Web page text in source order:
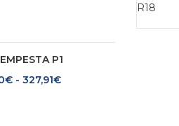
P1
€ - 327,91€
R18